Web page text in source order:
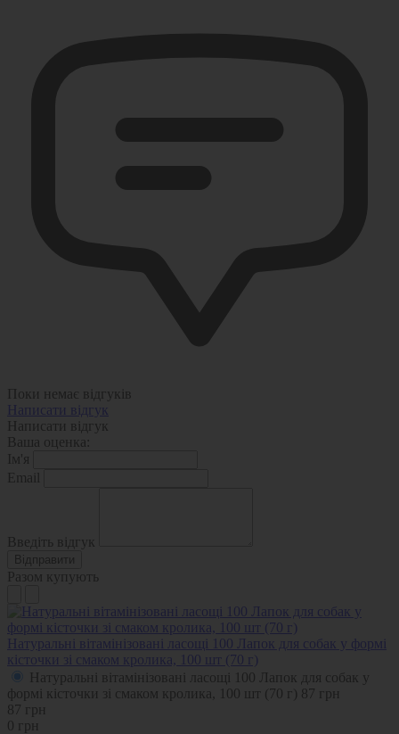
Поки немає відгуків
Написати відгук
Написати відгук
Ваша оценка:
Ім'я
Email
Введіть відгук
Відправити
Разом купують
Натуральні вітамінізовані ласощі 100 Лапок для собак у формі
кісточки зі смаком кролика, 100 шт (70 г)
Натуральні вітамінізовані ласощі 100 Лапок для собак у
формі кісточки зі смаком кролика, 100 шт (70 г) 87 грн
87 грн
0 грн